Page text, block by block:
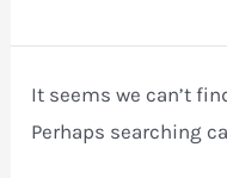
It seems we can’t
Perhaps searching